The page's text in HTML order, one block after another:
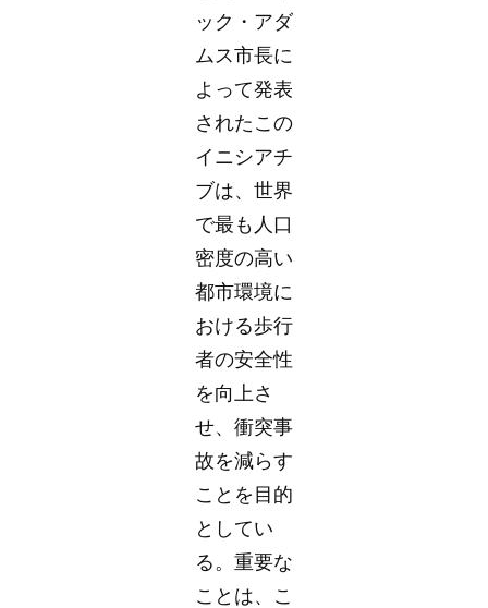
ック・アダ
ムス市長に
よって発表
されたこの
イニシアチ
ブは、世界
で最も人口
密度の高い
都市環境に
おける歩行
者の安全性
を向上さ
せ、衝突事
故を減らす
ことを目的
としてい
る。重要な
ことは、こ